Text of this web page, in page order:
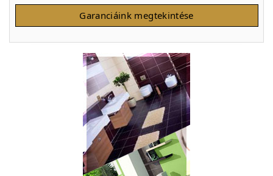
Garanciáink megtekintése